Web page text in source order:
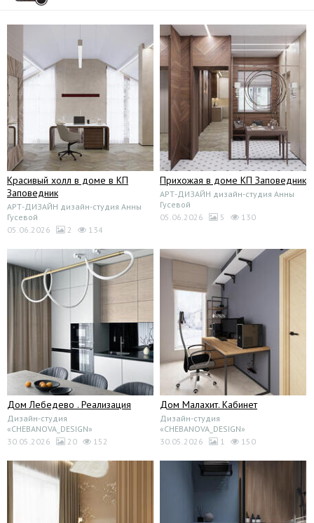
Красивый холл в доме в КП
Заповедник
АРТ-ДИЗАЙН дизайн-студия Анны
Гусевой
05.06.2026
2 134
Прихожая в доме КП Заповедник
АРТ-ДИЗАЙН дизайн-студия Анны
Гусевой
05.06.2026
5 130
Дом Лебедево . Реализация
Дизайн-студия
«CHEBANOVA_DESIGN»
30.05.2026
20 152
Дом Малахит. Кабинет
Дизайн-студия
«CHEBANOVA_DESIGN»
30.05.2026
1 150